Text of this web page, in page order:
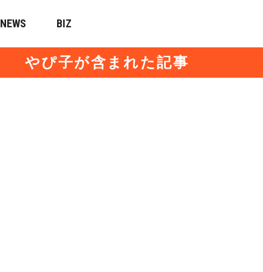
NEWS BIZ
やぴ子が含まれた記事